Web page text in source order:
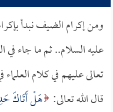
ومن إكرام الضيف نبدأ
عليه السلام.. ثم ما جاء
تعالى عليهم في كلام
قال الله تعالى: هَلْ أَتَاكَ